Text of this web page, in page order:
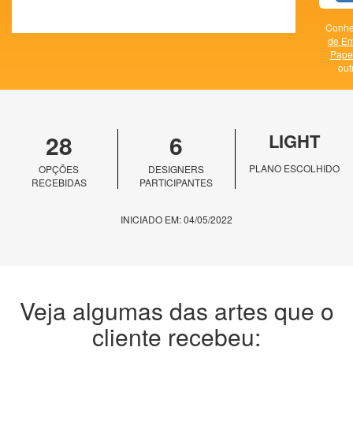
de
28
OPÇÕES
RECEBIDAS
6
DESIGNERS
PARTICIPANTES
LIGHT
PLANO ESCOLHIDO
INICIADO EM: 04/05/2022
Veja algumas das artes que o
cliente recebeu: